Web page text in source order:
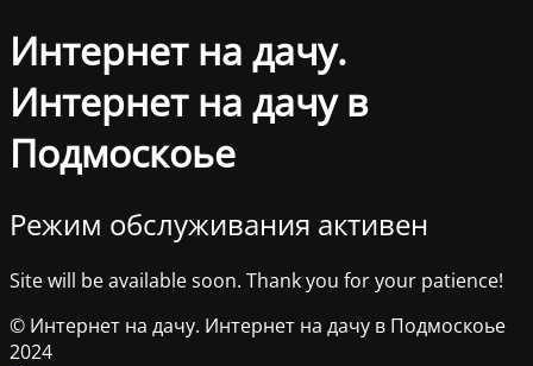
Интернет на дачу.
Интернет на дачу в
Подмоскоье
Режим обслуживания активен
Site will be available soon. Thank you for your patience!
© Интернет на дачу. Интернет на дачу в Подмоскоье
2024